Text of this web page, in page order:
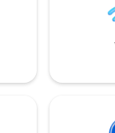
vous détendre.
à proximité
boulangerie, des
de bus.